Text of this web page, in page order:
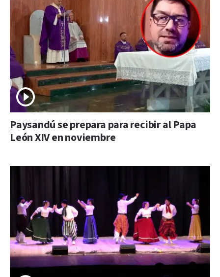
Paysandú se prepara para recibir al Papa
León XIV en noviembre